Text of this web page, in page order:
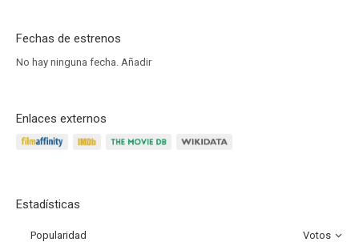
Fechas de estrenos
No hay ninguna fecha. Añadir
Enlaces externos
Estadísticas
Popularidad Votos